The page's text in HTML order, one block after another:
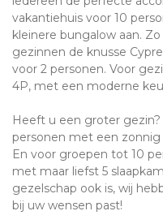
vakantiehuis voor 10
kleinere bungalow aan.
gezinnen de knusse
voor 2 personen. Voor
4P, met een moderne
Heeft u een groter
personen met een
En voor groepen tot 10
met maar liefst 5
gezelschap ook is, wij
bij uw wensen past!